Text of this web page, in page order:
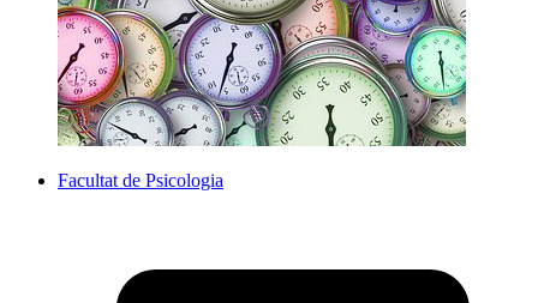
Facultat de Psicologia